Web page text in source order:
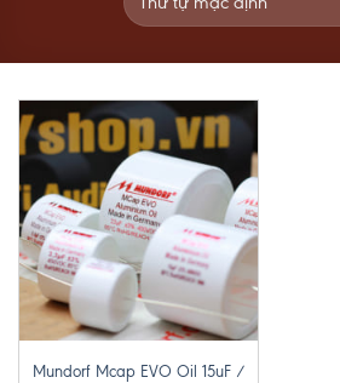
Mundorf Mcap EVO Oil 15uF /